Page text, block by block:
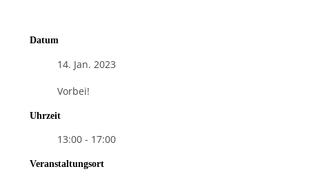
Datum
14. Jan. 2023
Vorbei!
Uhrzeit
13:00 - 17:00
Veranstaltungsort